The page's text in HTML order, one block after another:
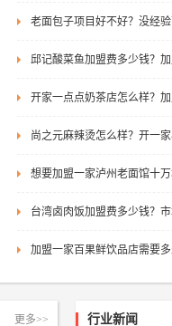
老面包子项目好不好？没经
邱记酸菜鱼加盟费多少钱？
开家一点点奶茶店怎么样？
尚之元麻辣烫怎么样？开一
想要加盟一家泸州老面馆十万
台湾卤肉饭加盟费多少钱？
加盟一家百果鲜饮品店需要
更多>> 行业新闻